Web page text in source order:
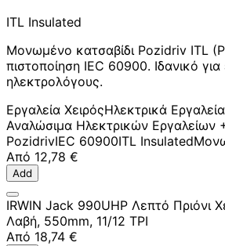
ITL Insulated
Μονωμένο κατσαβίδι Pozidriv ITL
πιστοποίηση IEC 60900. Ιδανικό
ηλεκτρολόγους.
Εργαλεία ΧειρόςΗλεκτρικά Εργαλεία
Αναλώσιμα Ηλεκτρικών Εργαλείων
PozidrivIEC 60900ITL Insulated
Από 12,78 €
Add
IRWIN Jack 990UHP Λεπτό Πριόνι
Λαβή, 550mm, 11/12 TPI
Από 18,74 €